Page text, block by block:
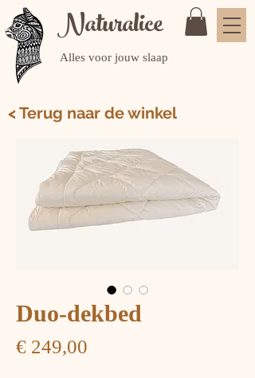
Naturalice
Alles voor jouw slaap
Duo-dekbed
€ 249,00
< Terug naar de winkel